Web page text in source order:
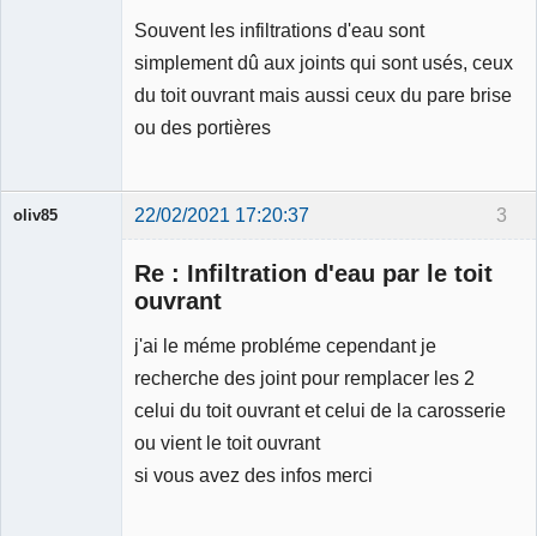
Souvent les infiltrations d'eau sont
simplement dû aux joints qui sont usés, ceux
du toit ouvrant mais aussi ceux du pare brise
ou des portières
3
oliv85 22/02/2021 17:20:37
Re : Infiltration d'eau par le toit
ouvrant
j'ai le méme probléme cependant je
recherche des joint pour remplacer les 2
celui du toit ouvrant et celui de la carosserie
ou vient le toit ouvrant
si vous avez des infos merci